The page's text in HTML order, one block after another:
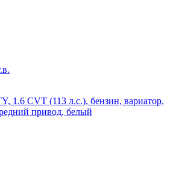
1.6 CVT (113 л.с.), бензин, вариатор,
привод, белый